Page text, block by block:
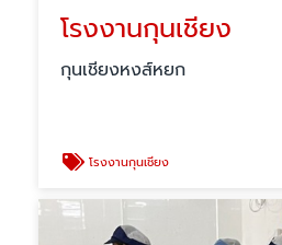
โรงงานกุนเชียง
กุนเชียงหงส์หยก
โรงงานกุนเชียง